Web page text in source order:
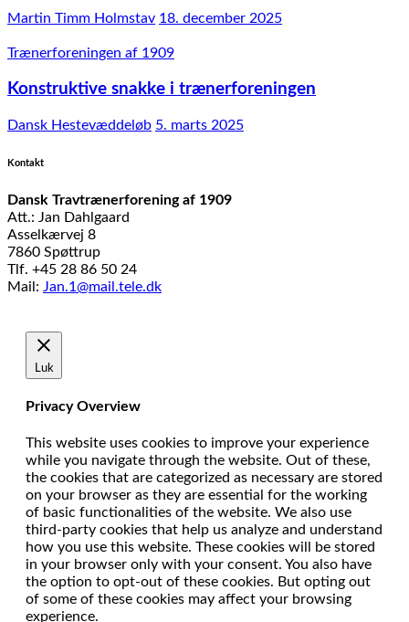
Martin Timm Holmstav 18. december 2025
Trænerforeningen af 1909
Konstruktive snakke i trænerforeningen
Dansk Hestevæddeløb 5. marts 2025
Kontakt
Dansk Travtrænerforening af 1909
Att.: Jan Dahlgaard
Asselkærvej 8
7860 Spøttrup
Tlf. +45 28 86 50 24
Mail: Jan.1@mail.tele.dk
Luk
Privacy Overview
This website uses cookies to improve your experience
while you navigate through the website. Out of these,
the cookies that are categorized as necessary are stored
on your browser as they are essential for the working
of basic functionalities of the website. We also use
third-party cookies that help us analyze and understand
how you use this website. These cookies will be stored
in your browser only with your consent. You also have
the option to opt-out of these cookies. But opting out
of some of these cookies may affect your browsing
experience.